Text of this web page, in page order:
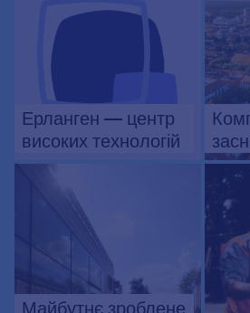
Ерланген — центр
високих технологій
Майбутнє зроблене